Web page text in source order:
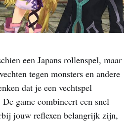
een Japans rollenspel, maar
tegen monsters en andere
dat je een vechtspel
game combineert een snel
jouw reflexen belangrijk zijn,